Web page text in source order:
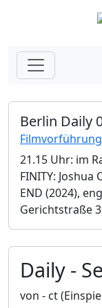
Berlin Daily
Filmvorführung
21.15 Uhr: im
FINITY:
END (2024),
Gerichtstraße
Daily -
von - ct